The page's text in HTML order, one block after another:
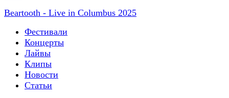
Beartooth - Live in Columbus 2025
Фестивали
Концерты
Лайвы
Клипы
Новости
Статьи